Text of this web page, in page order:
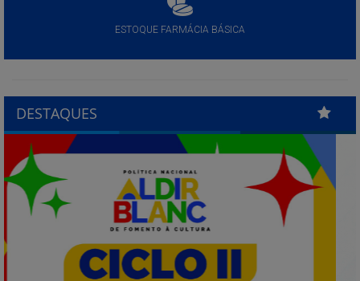
ESTOQUE FARMÁCIA BÁSICA
DESTAQUES